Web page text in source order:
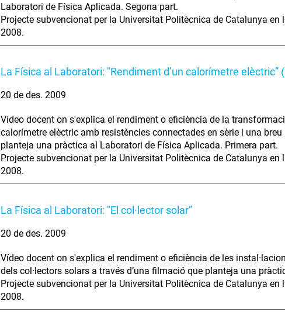
Laboratori de Física Aplicada. Segona part.
Projecte subvencionat per la Universitat Politècnica de Catalunya
2008.
La Física al Laboratori: "Rendiment d’un calorímetre elèctric”
20 de des. 2009
Vídeo docent on s'explica el rendiment o eficiència de la
calorímetre elèctric amb resistències connectades en sèrie i una
planteja una pràctica al Laboratori de Física Aplicada. Primera part.
Projecte subvencionat per la Universitat Politècnica de Catalunya
2008.
La Física al Laboratori: "El col·lector solar”
20 de des. 2009
Vídeo docent on s'explica el rendiment o eficiència de les
dels col·lectors solars a través d’una filmació que planteja una
Projecte subvencionat per la Universitat Politècnica de Catalunya
2008.